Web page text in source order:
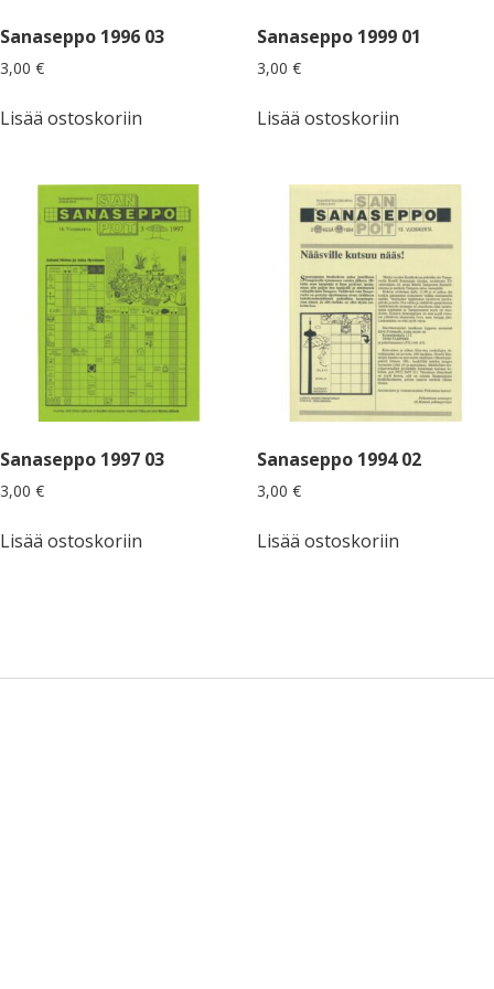
Sanaseppo 1996 03
3,00 €
Lisää ostoskoriin
Sanaseppo 1999 01
3,00 €
Lisää ostoskoriin
Sanaseppo 1997 03
3,00 €
Lisää ostoskoriin
Sanaseppo 1994 02
3,00 €
Lisää ostoskoriin